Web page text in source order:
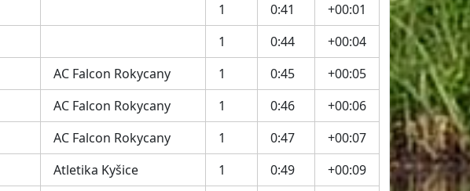
1 0:41
+00:01
1 0:44
+00:04
AC Falcon Rokycany 1 0:45
+00:05
AC Falcon Rokycany 1 0:46
+00:06
AC Falcon Rokycany 1 0:47
+00:07
Atletika Kyšice 1 0:49
+00:09